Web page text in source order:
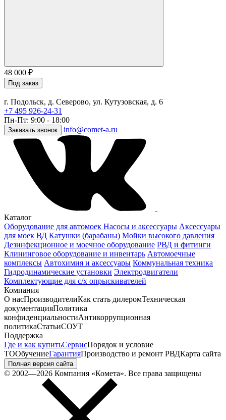
48 000 ₽
Под заказ
г. Подольск, д. Северово, ул. Кутузовская, д. 6
+7 495 926-24-31
Пн-Пт: 9:00 - 18:00
Заказать звонок info@comet-a.ru
Каталог
Оборудование для автомоек Насосы и аксессуары Аксессуары
для моек ВД Катушки (барабаны) Мойки высокого давления
Дезинфекционное и моечное оборудование РВД и фитинги
Клининговое оборудование и инвентарь Автомоечные
комплексы Автохимия и аксессуары Коммунальная техника
Гидродинамические установки Электродвигатели
Комплектующие для с/х опрыскивателей
Компания
О насПроизводителиКак стать дилеромТехническая
документацияПолитика
конфиденциальностиАнтикоррупционная
политикаСтатьиСОУТ
Поддержка
Где и как купитьСервисПорядок и условие
ТООбучениеГарантияПроизводство и ремонт РВДКарта сайта
Полная версия сайта
© 2002—2026 Компания «Комета». Все права защищены